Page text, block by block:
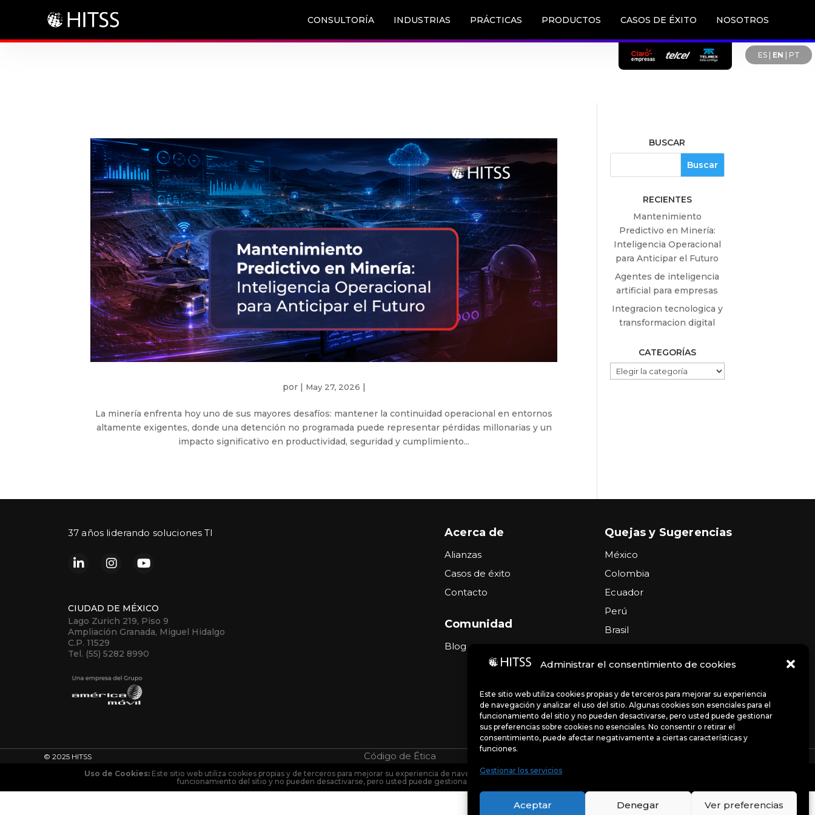
Administrar el consentimiento de cookies
Este sitio web utiliza cookies propias y de terceros para mejorar su experiencia
de navegación y analizar el uso del sitio. Algunas cookies son esenciales para el
funcionamiento del sitio y no pueden desactivarse, pero usted puede gestionar
sus preferencias sobre cookies no esenciales. No consentir o retirar el
consentimiento, puede afectar negativamente a ciertas características y
funciones.
Gestionar los servicios
Aceptar Denegar Ver preferencias
CONSULTORÍA INDUSTRIAS PRÁCTICAS PRODUCTOS CASOS DE ÉXITO NOSOTROS
ES| EN PT
por | May 27, 2026 |
La minería enfrenta hoy uno de sus mayores desafíos: mantener la continuidad operacional en entornos
altamente exigentes, donde una detención no programada puede representar pérdidas millonarias y un
impacto significativo en productividad, seguridad y cumplimiento...
BUSCAR
RECIENTES
Mantenimiento
Predictivo en Minería:
Inteligencia Operacional
para Anticipar el Futuro
Agentes de inteligencia
artificial para empresas
Integracion tecnologica y
transformacion digital
CATEGORÍAS
CATEGORÍAS
37 años liderando soluciones TI
CIUDAD DE MÉXICO
Lago Zurich 219, Piso 9
Ampliación Granada, Miguel Hidalgo
C.P. 11529
Tel. (55) 5282 8990
Acerca de
Alianzas
Casos de éxito
Contacto
Comunidad
Blog
Quejas y Sugerencias
México
Colombia
Ecuador
Perú
Brasil
USA
© 2025 HITSS Código de Ética
Uso de Cookies:Este sitio web utiliza cookies propias y de terceros para mejorar su experiencia de navegación y analizar el uso del sitio. Algunas cookies son esenciales para el
funcionamiento del sitio y no pueden desactivarse, pero usted puede gestionar sus preferencias sobre cookies no esenciales.